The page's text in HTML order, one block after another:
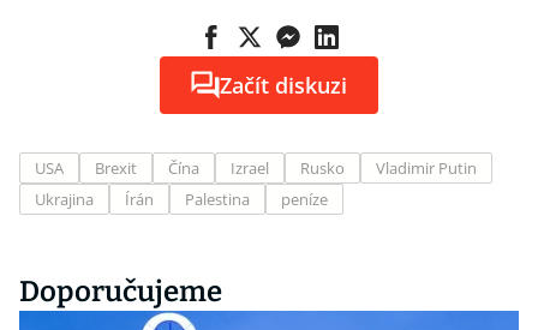
Začít diskuzi
USA Brexit Čína Izrael Rusko
Vladimir Putin
Ukrajina
Írán Palestina peníze
Doporučujeme